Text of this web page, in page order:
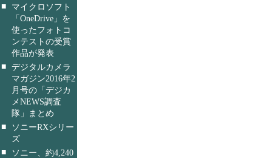
■
マイクロソフト
「OneDrive」を
使ったフォトコ
ンテストの受賞
作品が発表
■ デジタルカメラ
マガジン2016年2
月号の「デジカ
メNEWS調査
隊」まとめ
■
ソニーRXシリー
ズ
■
ソニー、約4,240